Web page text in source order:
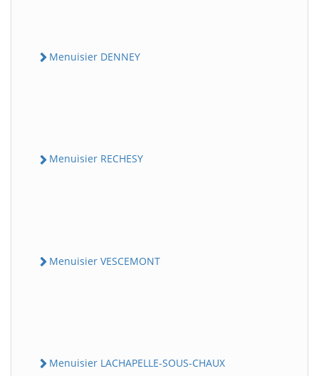
Menuisier DENNEY
Menuisier RECHESY
Menuisier VESCEMONT
Menuisier LACHAPELLE-SOUS-CHAUX